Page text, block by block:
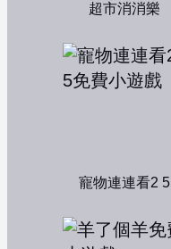
超市消消樂
寵物連連看2 5